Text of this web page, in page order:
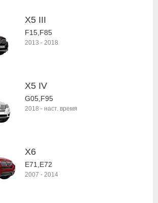
X5 III
F15,F85
2013 - 2018
X5 IV
G05,F95
2018 - наст. время
X6
E71,E72
2007 - 2014